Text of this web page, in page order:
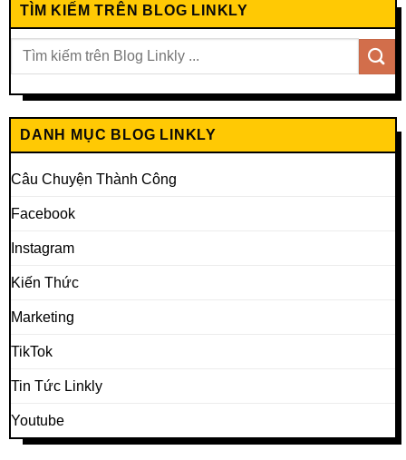
TÌM KIẾM TRÊN BLOG LINKLY
DANH MỤC BLOG LINKLY
Câu Chuyện Thành Công
Facebook
Instagram
Kiến Thức
Marketing
TikTok
Tin Tức Linkly
Youtube